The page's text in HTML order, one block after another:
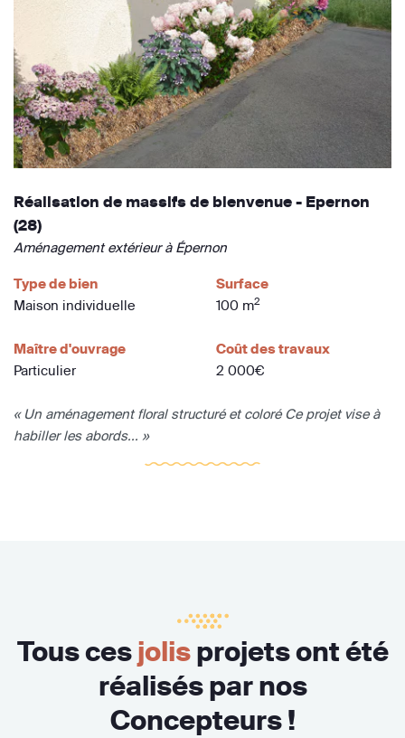
Réalisation de massifs de bienvenue - Epernon
(28)
Aménagement extérieur à Épernon
Type de bien
Maison individuelle
Surface
100 m2
Maître d'ouvrage
Particulier
Coût des travaux
2 000€
« Un aménagement floral structuré et coloré Ce projet vise à
habiller les abords... »
Tous cesjolisprojets ont été
réalisés par nos
Concepteurs !